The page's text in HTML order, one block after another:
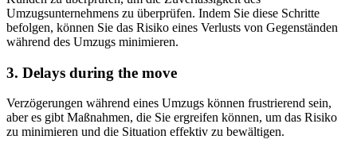
Umzugsunternehmens zu überprüfen. Indem Sie diese Schritte
befolgen, können Sie das Risiko eines Verlusts von Gegenständen
während des Umzugs minimieren.
3. Delays during the move
Verzögerungen während eines Umzugs können frustrierend sein,
aber es gibt Maßnahmen, die Sie ergreifen können, um das Risiko
zu minimieren und die Situation effektiv zu bewältigen.